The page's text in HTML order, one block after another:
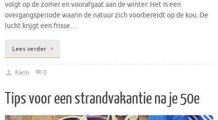
volgt op de zomer en voorafgaat aan de winter. Het is een
overgangsperiode waarin de natuur zich voorbereidt op de kou. De
lucht krijgt een frisse…
Lees verder
Karin 0
Tips voor een strandvakantie na je 50e